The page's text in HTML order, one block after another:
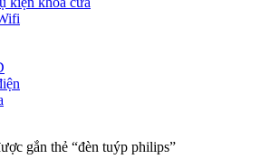
gắn thẻ “đèn tuýp philips”